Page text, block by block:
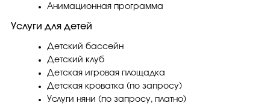
Анимационная программа
Услуги для детей
Детский бассейн
Детский клуб
Детская игровая площадка
Детская кроватка (по запросу)
Услуги няни (по запросу, платно)